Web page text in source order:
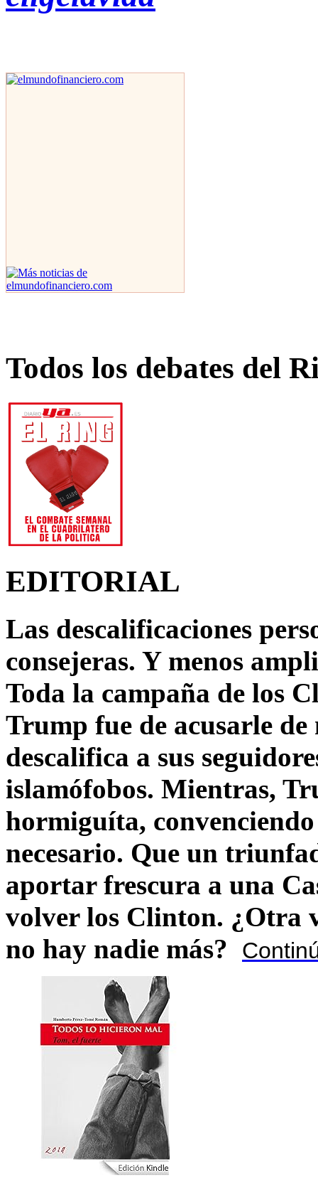
Todos los debates del
EDITORIAL
Las descalificaciones
consejeras. Y menos
Toda la campaña de los
Trump fue de acusarle
descalifica a sus
islamófobos. Mientras,
hormiguíta,
necesario. Que un
aportar frescura a una
volver los Clinton. ¿Otra
no hay nadie más?